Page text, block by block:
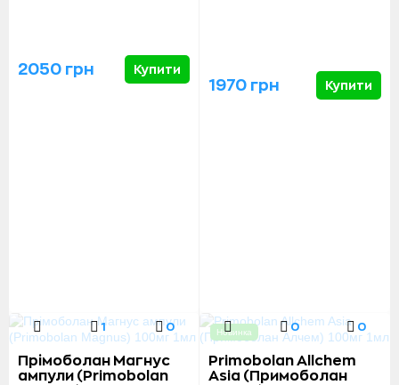
2050 грн Купити
1970 грн Купити
1 0
Прімоболан Магнус
ампули (Primobolan
Новинка 0 0
Primobolan Allchem
Asia (Примоболан